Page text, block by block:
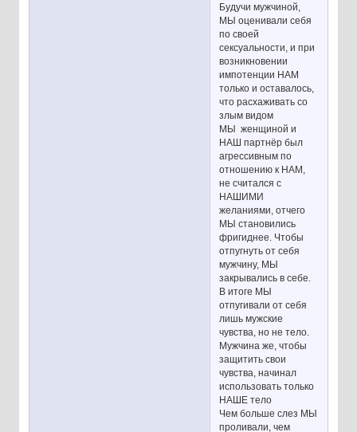
Будучи мужчиной,
МЫ оценивали себя
по своей
сексуальности, и при
возникновении
импотенции НАМ
только и оставалось,
что расхаживать со
злым видом
МЫ женщиной и
НАШ партнёр был
агрессивным по
отношению к НАМ,
не считался с
НАШИМИ
желаниями, отчего
МЫ становились
фригиднее. Чтобы
отпугнуть от себя
мужчину, МЫ
закрывались в себе.
В итоге МЫ
отпугивали от себя
лишь мужские
чувства, но не тело.
Мужчина же, чтобы
защитить свои
чувства, начинал
использовать только
НАШЕ тело
Чем больше слез МЫ
проливали, чем